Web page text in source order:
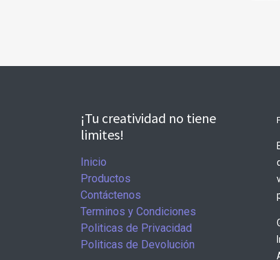
¡Tu creatividad no tiene
limites!
Inicio
Productos
Contáctenos
Terminos y Condiciones
Politicas de Privacidad
Politicas de Devolución